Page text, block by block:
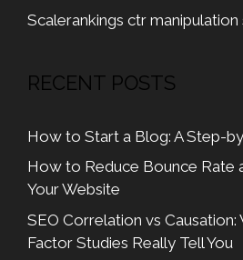
Scalerankings ctr manipulation
RECENT POSTS
How to Start a Blog: A Step-
How to Reduce Bounce Rate
Your Website
SEO Correlation vs Causation:
Factor Studies Really Tell You